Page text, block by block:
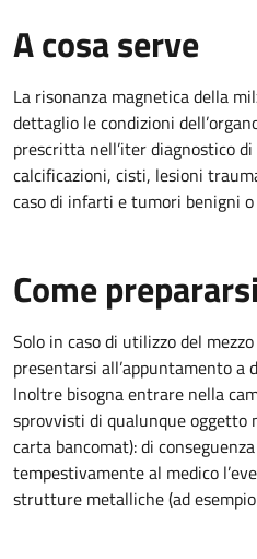
A cosa serve
La risonanza magnetica della
dettaglio le condizioni
prescritta nell’iter diagnostico
calcificazioni, cisti, lesioni
caso di infarti e tumori benigni
Come prepararsi
Solo in caso di utilizzo del
presentarsi all’appuntamento a
Inoltre bisogna entrare nella
sprovvisti di qualunque oggetto
carta bancomat): di
tempestivamente al medico
strutture metalliche (ad